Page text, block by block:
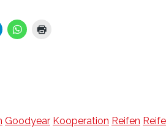
Goodyear Kooperation Reifen